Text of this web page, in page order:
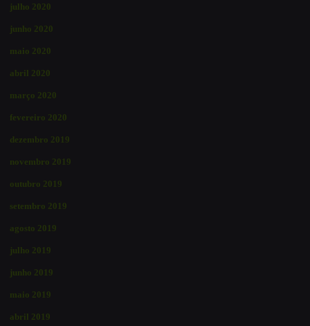
julho 2020
junho 2020
maio 2020
abril 2020
março 2020
fevereiro 2020
dezembro 2019
novembro 2019
outubro 2019
setembro 2019
agosto 2019
julho 2019
junho 2019
maio 2019
abril 2019